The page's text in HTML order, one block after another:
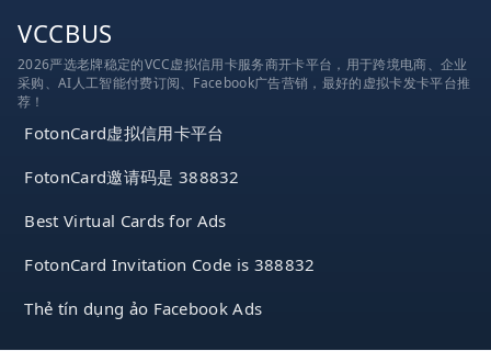
VCCBUS
2026严选老牌稳定的VCC虚拟信用卡服务商开卡平台，用于跨境电商、企业
采购、AI人工智能付费订阅、Facebook广告营销，最好的虚拟卡发卡平台推
荐！
FotonCard虚拟信用卡平台
FotonCard邀请码是 388832
Best Virtual Cards for Ads
FotonCard Invitation Code is 388832
Thẻ tín dụng ảo Facebook Ads